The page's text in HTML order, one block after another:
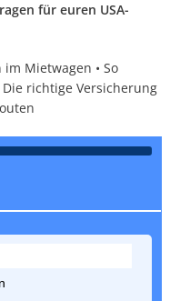
für euren USA-
im Mietwagen • So
Die richtige Versicherung